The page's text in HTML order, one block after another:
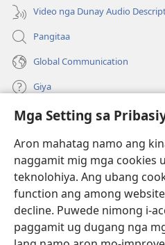
Mga Setting sa
Aron mahatag namo ang
naggamit mig mga cookies
teknolohiya. Ang ubang
function ang among
decline. Puwede nimong i-
paggamit ug dugang nga
window)Video nga Dunay Audio
Pangitaa
Global Communication
Giya
Donasyon
(mo-
open
bag-
ong
window)
Watchtower ONLINE NGA
(mo-
open
ug
bag-
window)
JW Hub
(mo-
open
ug
bag-
JW Library